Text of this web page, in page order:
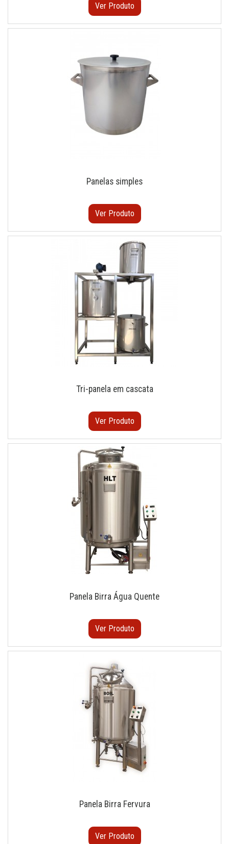
Ver Produto
Panelas simples
Ver Produto
Tri-panela em cascata
Ver Produto
Panela Birra Água Quente
Ver Produto
Panela Birra Fervura
Ver Produto